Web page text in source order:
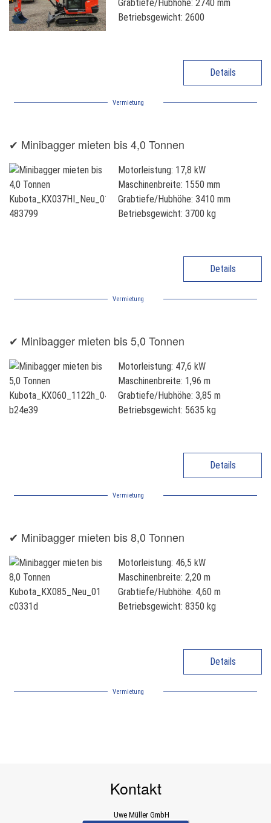
Grabtiefe/Hubhöhe: 2740 mm
Betriebsgewicht: 2600
Details
Vermietung
✔ Minibagger mieten bis 4,0 Tonnen
Motorleistung: 17,8 kW
Maschinenbreite: 1550 mm
Grabtiefe/Hubhöhe: 3410 mm
Betriebsgewicht: 3700 kg
Details
Vermietung
✔ Minibagger mieten bis 5,0 Tonnen
Motorleistung: 47,6 kW
Maschinenbreite: 1,96 m
Grabtiefe/Hubhöhe: 3,85 m
Betriebsgewicht: 5635 kg
Details
Vermietung
✔ Minibagger mieten bis 8,0 Tonnen
Motorleistung: 46,5 kW
Maschinenbreite: 2,20 m
Grabtiefe/Hubhöhe: 4,60 m
Betriebsgewicht: 8350 kg
Details
Vermietung
Kontakt
Uwe Müller GmbH